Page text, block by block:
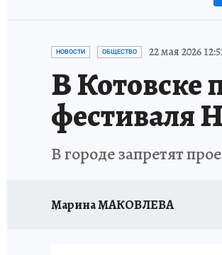
НОВОСТИ ОБЩЕСТВО 22 мая 2026
В Котовске
фестиваля
В городе запретят
Марина МАКОВЛЕВА